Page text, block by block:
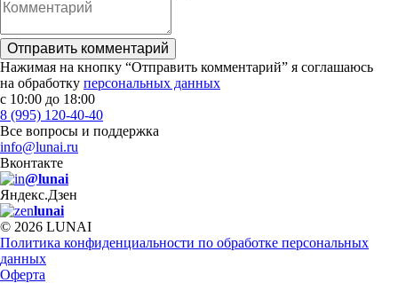
Отправить комментарий
Нажимая на кнопку “Отправить комментарий” я соглашаюсь
на обработку персональных данных
с 10:00 до 18:00
8 (995) 120-40-40
Все вопросы и поддержка
info@lunai.ru
Вконтакте
@lunai
Яндекс.Дзен
lunai
© 2026 LUNAI
Политика конфиденциальности по обработке персональных
данных
Оферта